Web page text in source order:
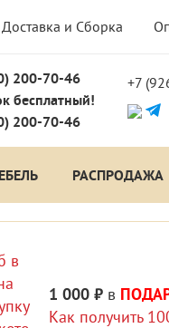
Доставка и Сборка
200-70-46
бесплатный!
200-70-46
+7
РАСПРОДАЖА
1 000 ₽ в
Как получить